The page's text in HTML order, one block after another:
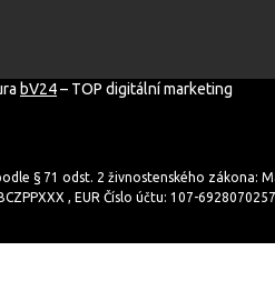
bV24– TOP digitální marketing
§ 71 odst. 2 živnostenského zákona:
, EUR Číslo účtu: 107-